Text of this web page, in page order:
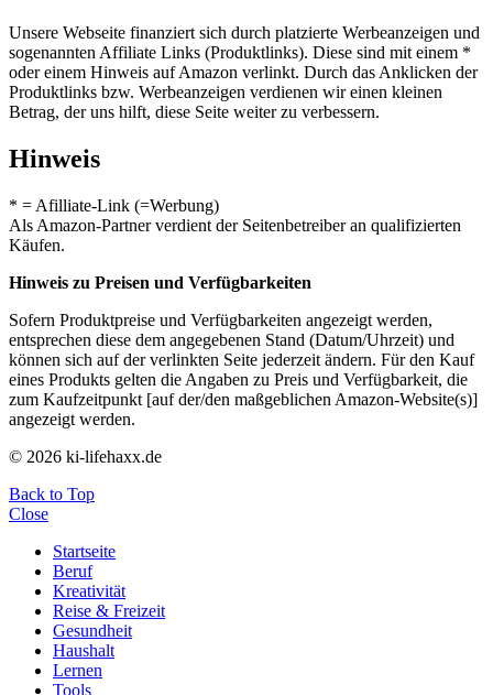
Unsere Webseite finanziert sich durch platzierte Werbeanzeigen und
sogenannten Affiliate Links (Produktlinks). Diese sind mit einem *
oder einem Hinweis auf Amazon verlinkt. Durch das Anklicken der
Produktlinks bzw. Werbeanzeigen verdienen wir einen kleinen
Betrag, der uns hilft, diese Seite weiter zu verbessern.
Hinweis
* = Afilliate-Link (=Werbung)
Als Amazon-Partner verdient der Seitenbetreiber an qualifizierten
Käufen.
Hinweis zu Preisen und Verfügbarkeiten
Sofern Produktpreise und Verfügbarkeiten angezeigt werden,
entsprechen diese dem angegebenen Stand (Datum/Uhrzeit) und
können sich auf der verlinkten Seite jederzeit ändern. Für den Kauf
eines Produkts gelten die Angaben zu Preis und Verfügbarkeit, die
zum Kaufzeitpunkt [auf der/den maßgeblichen Amazon-Website(s)]
angezeigt werden.
© 2026 ki-lifehaxx.de
Back to Top
Close
Startseite
Beruf
Kreativität
Reise & Freizeit
Gesundheit
Haushalt
Lernen
Tools